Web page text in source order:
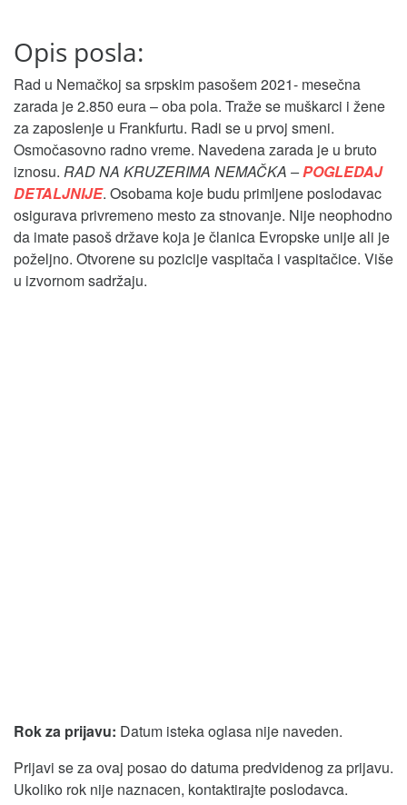
Opis posla:
Rad u Nemačkoj sa srpskim pasošem 2021- mesečna
zarada je 2.850 eura – oba pola. Traže se muškarci i žene
za zaposlenje u Frankfurtu. Radi se u prvoj smeni.
Osmočasovno radno vreme. Navedena zarada je u bruto
iznosu. RAD NA KRUZERIMA NEMAČKA –POGLEDAJ
DETALJNIJE. Osobama koje budu primljene poslodavac
osigurava privremeno mesto za stnovanje. Nije neophodno
da imate pasoš države koja je članica Evropske unije ali je
poželjno. Otvorene su pozicije vaspitača i vaspitačice. Više
u izvornom sadržaju.
Rok za prijavu: Datum isteka oglasa nije naveden.
Prijavi se za ovaj posao do datuma predvidenog za prijavu.
Ukoliko rok nije naznacen, kontaktirajte poslodavca.